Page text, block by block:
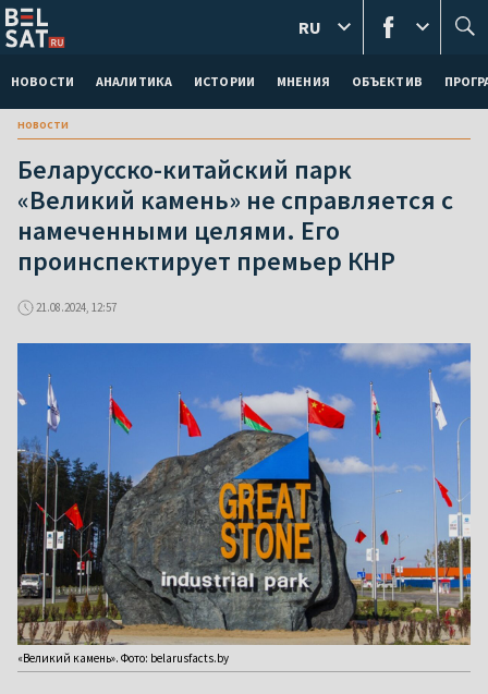
НОВОСТИ АНАЛИТИКА ИСТОРИИ МНЕНИЯ ОБЪЕКТИВ
RU
новости
Беларусско-китайский парк
«Великий камень» не справляется с
намеченными целями. Его
проинспектирует премьер КНР
21.08.2024, 12:57
«Великий камень». Фото: belarusfacts.by